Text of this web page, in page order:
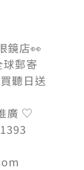
鏡店👀
郵寄
聽日送
廣 ♡